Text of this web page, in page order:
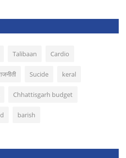
Talibaan Cardio
Sucide keral
Chhattisgarh budget
barish